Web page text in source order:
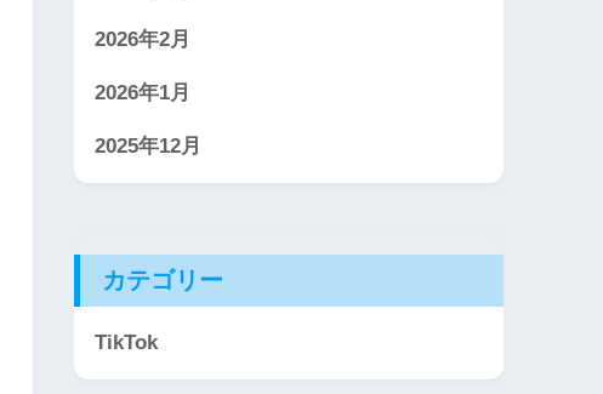
2026年2月
2026年1月
2025年12月
カテゴリー
TikTok